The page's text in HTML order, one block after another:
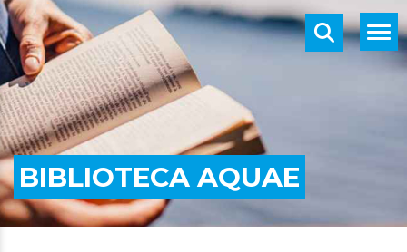
BIBLIOTECA AQUAE